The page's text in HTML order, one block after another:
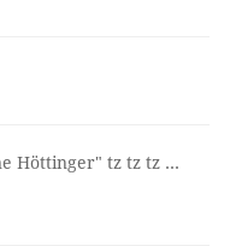
Höttinger" tz tz tz ...